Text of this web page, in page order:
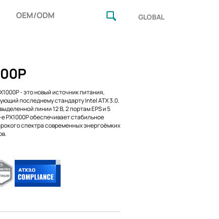
OEM/ODM GLOBAL
- это новый источник питания,
последнему стандарту Intel ATX 3.0.
линии 12 В, 2 портам EPS и 5
PX1000P обеспечивает стабильное
спектра современных энергоёмких